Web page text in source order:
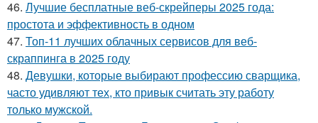
46. Лучшие бесплатные веб-скрейперы 2025 года:
простота и эффективность в одном
47. Топ-11 лучших облачных сервисов для веб-
скраппинга в 2025 году
48. Девушки, которые выбирают профессию сварщика,
часто удивляют тех, кто привык считать эту работу
только мужской.